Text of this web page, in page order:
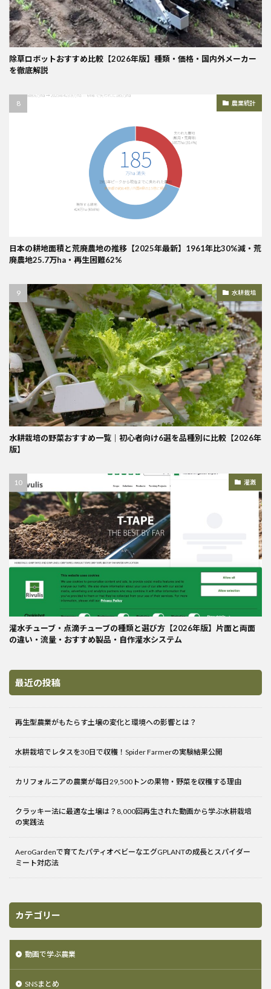
除草ロボットおすすめ比較【2026年版】種類・価格・国内外メーカー
を徹底解説
農業統計
日本の耕地面積と荒廃農地の推移【2025年最新】1961年比30%減・荒
廃農地25.7万ha・再生困難62%
水耕栽培
水耕栽培の野菜おすすめ一覧｜初心者向け6選を品種別に比較【2026年
版】
灌漑
灌水チューブ・点滴チューブの種類と選び方【2026年版】片面と両面
の違い・流量・おすすめ製品・自作灌水システム
最近の投稿
再生型農業がもたらす土壌の変化と環境への影響とは？
水耕栽培でレタスを30日で収穫！Spider Farmerの実験結果公開
カリフォルニアの農業が毎日29,500トンの果物・野菜を収穫する理由
クラッキー法に最適な土壌は？8,000回再生された動画から学ぶ水耕栽培
の実践法
AeroGardenで育てたパティオベビーなエグGPLANTの成長とスパイダー
ミート対応法
カテゴリー
動画で学ぶ農業
SNSまとめ